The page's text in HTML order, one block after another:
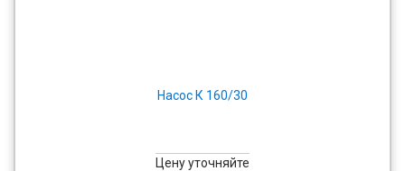
Насос К 160/30
Цену уточняйте